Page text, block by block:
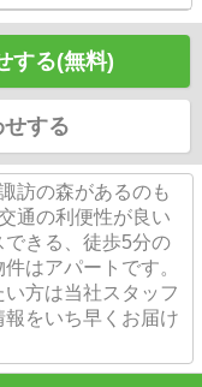
する(無料)
する
訪の森があるのも
通の利便性が良い
きる、徒歩5分の
はアパートです。
方は当社スタッフ
をいち早くお届け